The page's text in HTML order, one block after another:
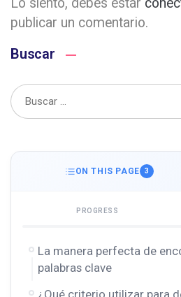
Lo siento, debes estar
publicar un comentario.
Buscar
ON THIS PAGE 3
PROGRESS
La manera perfecta de
palabras clave